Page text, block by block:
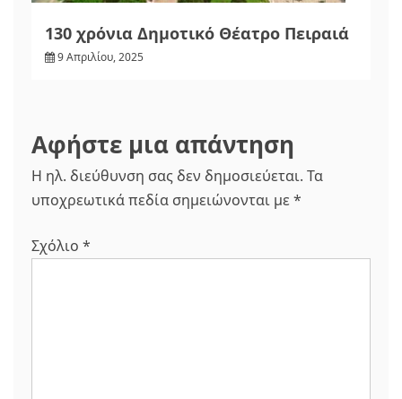
130 χρόνια Δημοτικό Θέατρο Πειραιά
9 Απριλίου, 2025
Αφήστε μια απάντηση
Η ηλ. διεύθυνση σας δεν δημοσιεύεται. Τα
υποχρεωτικά πεδία σημειώνονται με *
Σχόλιο *